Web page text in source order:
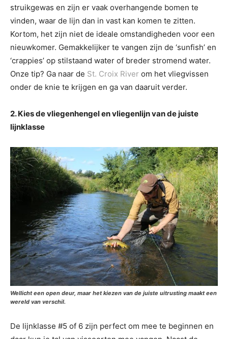
struikgewas en zijn er vaak overhangende bomen te
vinden, waar de lijn dan in vast kan komen te zitten.
Kortom, het zijn niet de ideale omstandigheden voor een
nieuwkomer. Gemakkelijker te vangen zijn de ‘sunfish’ en
‘crappies’ op stilstaand water of breder stromend water.
Onze tip? Ga naar de St. Croix River om het vliegvissen
onder de knie te krijgen en ga van daaruit verder.
2. Kies de vliegenhengel en vliegenlijn van de juiste
lijnklasse
Wellicht een open deur, maar het kiezen van de juiste uitrusting maakt een
wereld van verschil.
De lijnklasse #5 of 6 zijn perfect om mee te beginnen en